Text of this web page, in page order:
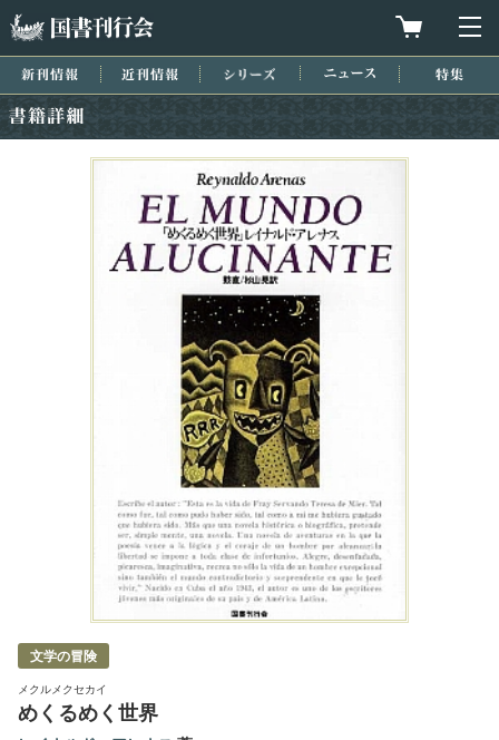
買物カゴを
新刊情報 近刊情報 シリーズ ニュース
文学の冒険
メクルメクセカイ
めくるめく世界